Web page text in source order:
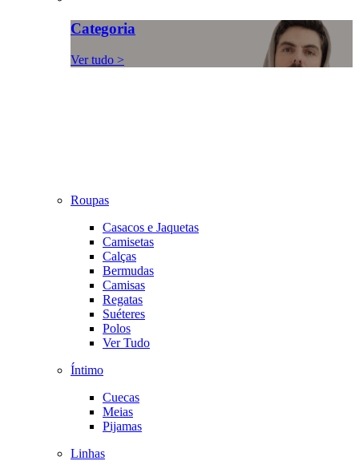
Categoria
Ver tudo >
Roupas
Casacos e Jaquetas
Camisetas
Calças
Bermudas
Camisas
Regatas
Suéteres
Polos
Ver Tudo
Íntimo
Cuecas
Meias
Pijamas
Linhas